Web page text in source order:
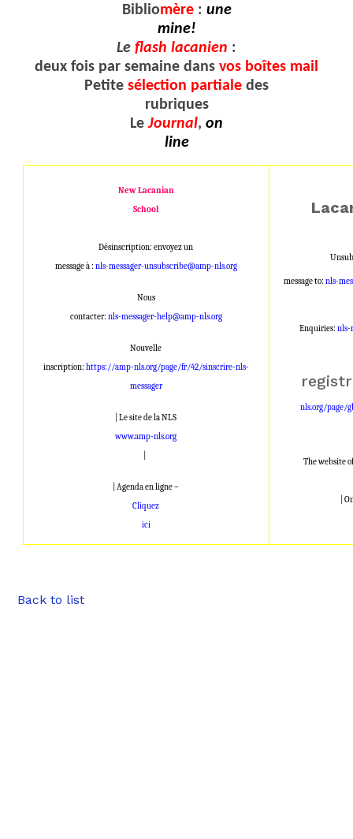
Bibliomère : une
mine!
Le flash lacanien :
deux fois par semaine dans vos boîtes mail
Petite sélection partiale des
rubriques
LeJournal, on
line
New Lacanian
School
Désinscription: envoyez un
message à : nls-messager-unsubscribe@amp-nls.org
Nous
contacter: nls-messager-help@amp-nls.org
Nouvelle
inscription: https://amp-nls.org/page/fr/42/sinscrire-nls-
messager
| Le site de la NLS
www.amp-nls.org
| Agenda en ligne –
Cliquez
ici
message to: nls-
Enquiries: nls-
nls.org/page/
The website
|
Back to list